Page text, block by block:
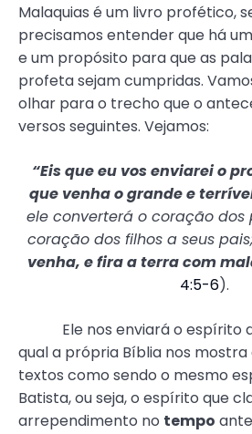
Malaquias é um livro profético,
precisamos entender que há
e um propósito para que as
profeta sejam cumpridas.
olhar para o trecho que o
versos seguintes. Vejamos:
“Eis que eu vos enviarei o
que venha o grande e
ele converterá o coração dos
coração dos filhos a seus
venha, e fira a terra com
4:5-6).
Ele nos enviará o espírito
qual a própria Bíblia nos
textos como sendo o mesmo
Batista, ou seja, o espírito que
arrependimento no tempo